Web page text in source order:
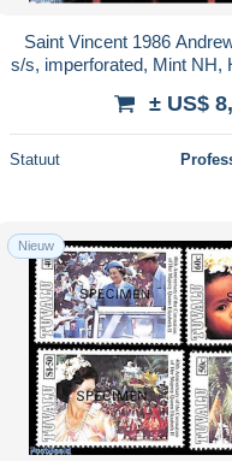
Saint Vincent 1986
s/s, imperforated, Mint NH,
± US$
Statuut
Nieuw